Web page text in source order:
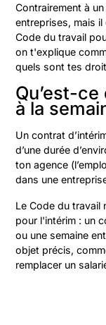
Contrairement à
entreprises, mais
Code du travail
on t'explique
quels sont tes
Qu’est-ce
à la
Un contrat
d’une durée
ton agence
dans une
Le Code du travail
pour l'intérim : un
ou une semaine
objet précis,
remplacer un